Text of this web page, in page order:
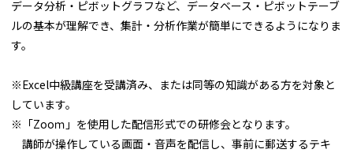
データ分析・ピボットグラフなど、データベース・ピボットテーブ
ルの基本が理解でき、集計・分析作業が簡単にできるようになりま
す。
※Excel中級講座を受講済み、または同等の知識がある方を対象と
しています。
※「Zooｍ」を使用した配信形式での研修会となります。
講師が操作している画面・音声を配信し、事前に郵送するテキ